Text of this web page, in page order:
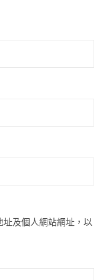
及個人網站網址，以